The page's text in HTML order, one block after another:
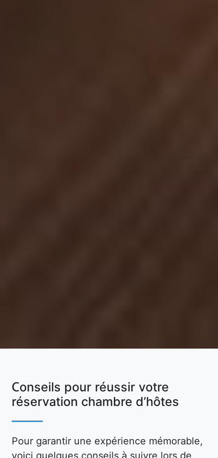
Conseils pour réussir votre
réservation chambre d’hôtes
Pour garantir une expérience mémorable,
voici quelques conseils à suivre lors de